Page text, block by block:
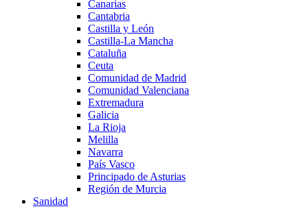
Canarias
Cantabria
Castilla y León
Castilla-La Mancha
Cataluña
Ceuta
Comunidad de Madrid
Comunidad Valenciana
Extremadura
Galicia
La Rioja
Melilla
Navarra
País Vasco
Principado de Asturias
Región de Murcia
Sanidad